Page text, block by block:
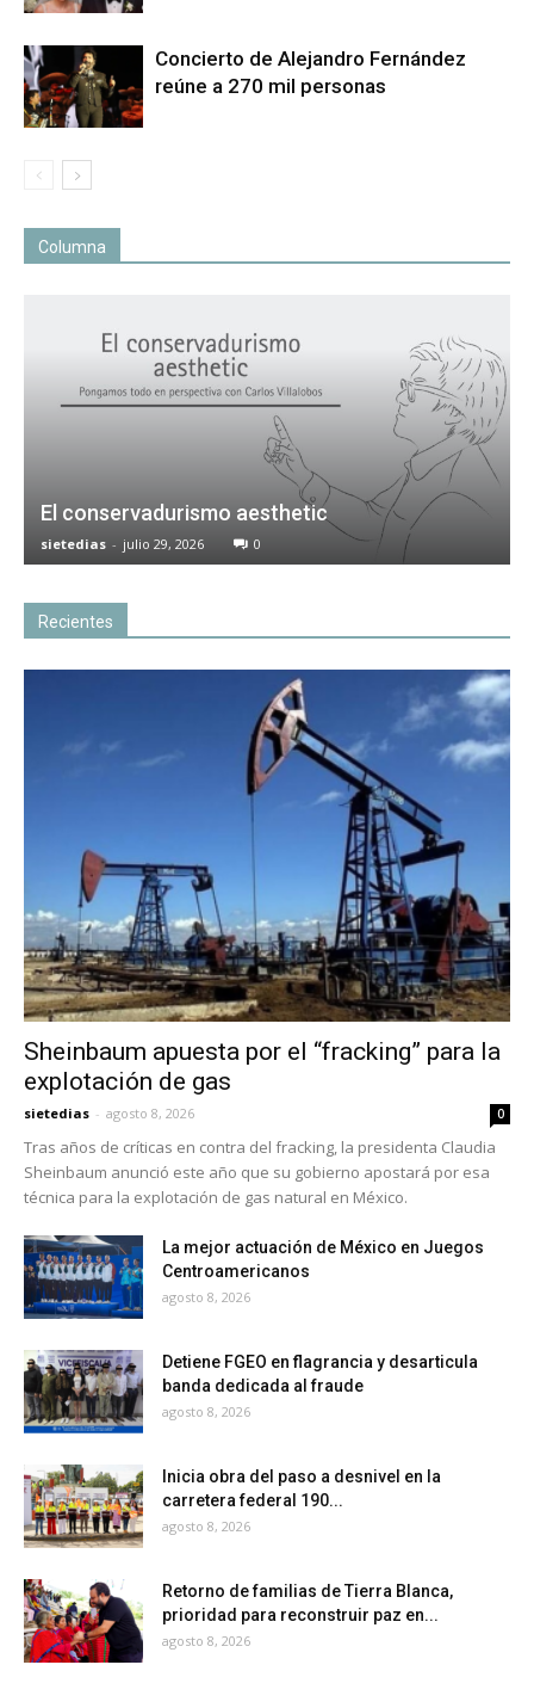
Concierto de Alejandro Fernández
reúne a 270 mil personas
Columna
El conservadurismo aesthetic
sietedias - julio 29, 2026 0
Recientes
Sheinbaum apuesta por el “fracking” para la
explotación de gas
sietedias - agosto 8, 2026 0
Tras años de críticas en contra del fracking, la presidenta Claudia
Sheinbaum anunció este año que su gobierno apostará por esa
técnica para la explotación de gas natural en México.
La mejor actuación de México en Juegos
Centroamericanos
agosto 8, 2026
Detiene FGEO en flagrancia y desarticula
banda dedicada al fraude
agosto 8, 2026
Inicia obra del paso a desnivel en la
carretera federal 190...
agosto 8, 2026
Retorno de familias de Tierra Blanca,
prioridad para reconstruir paz en...
agosto 8, 2026